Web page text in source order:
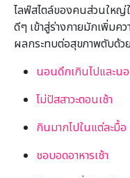
ไลฟ์สไตล์ของคนส่วนใหญ่
ดีๆ เข้าสู่ร่างกายมักเพิ่มค
ผลกระทบต่อสุขภาพตับด้ว
นอนดึกเกินไปและน
ไม่ปัสสาวะตอนเช้า
กินมากไปในแต่ละมื้อ
ชอบอดอาหารเช้า